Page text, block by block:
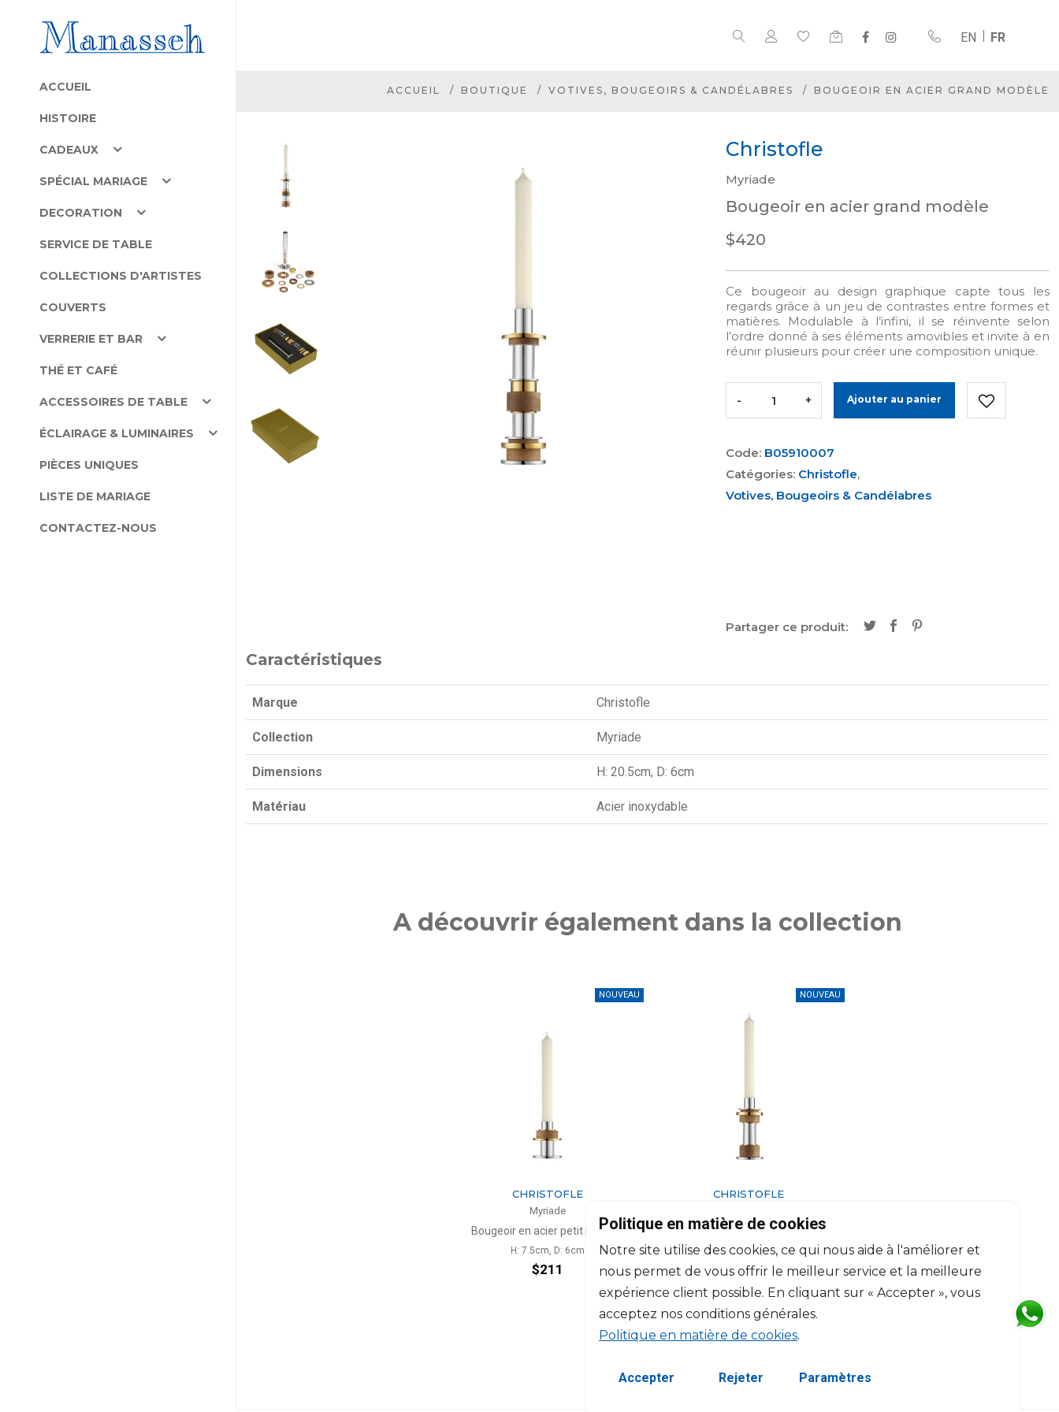
EN FR
ACCUEIL
HISTOIRE
CADEAUX
SPÉCIAL MARIAGE
DECORATION
SERVICE DE TABLE
COLLECTIONS D'ARTISTES
COUVERTS
VERRERIE ET BAR
THÉ ET CAFÉ
ACCESSOIRES DE TABLE
ÉCLAIRAGE & LUMINAIRES
PIÈCES UNIQUES
LISTE DE MARIAGE
CONTACTEZ-NOUS
ACCUEIL BOUTIQUE VOTIVES, BOUGEOIRS & CANDÉLABRES BOUGEOIR EN ACIER GRAND MODÈLE
Christofle
Myriade
Bougeoir en acier grand modèle
$420
Ce bougeoir au design graphique capte tous les
regards grâce à un jeu de contrastes entre formes et
matières. Modulable à l’infini, il se réinvente selon
l’ordre donné à ses éléments amovibles et invite à en
réunir plusieurs pour créer une composition unique.
- + Ajouter au panier
Code: B05910007
Catégories: Christofle,
Votives, Bougeoirs & Candélabres
Partager ce produit:
Caractéristiques
Marque Christofle
Collection Myriade
Dimensions H: 20.5cm, D: 6cm
Matériau Acier inoxydable
A découvrir également dans la collection
NOUVEAU
CHRISTOFLE
Myriade
Bougeoir en acier petit modèle
H: 7.5cm, D: 6cm
$211
NOUVEAU
CHRISTOFLE
Bougeoir en acier moyen modèle
H: 13.5cm, D: 6cm
$300
Politique en matière de cookies
Notre site utilise des cookies, ce qui nous aide à l'améliorer et
nous permet de vous offrir le meilleur service et la meilleure
expérience client possible. En cliquant sur « Accepter », vous
acceptez nos conditions générales.
Politique en matière de cookies.
Accepter Rejeter Paramètres